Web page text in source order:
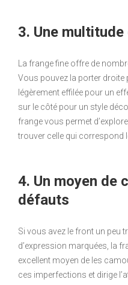
3. Une
La frange fine offre de
Vous pouvez la porter
légèrement effilée pour un
sur le côté pour un style
frange vous permet
trouver celle qui correspond
4. Un moyen de
défauts
Si vous avez le front un peu
d’expression marquées, la
excellent moyen de les
ces imperfections et dirige